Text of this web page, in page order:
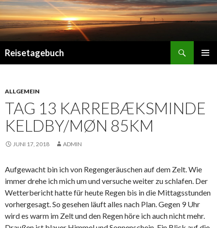
Reisetagebuch
ALLGEMEIN
TAG 13 KARREBÆKSMINDE
KELDBY/MØN 85KM
JUNI 17, 2018 ADMIN
Aufgewacht bin ich von Regengeräuschen auf dem Zelt. Wie
immer drehe ich mich um und versuche weiter zu schlafen. Der
Wetterbericht hatte für heute Regen bis in die Mittagsstunden
vorhergesagt. So gesehen läuft alles nach Plan. Gegen 9 Uhr
wird es warm im Zelt und den Regen höre ich auch nicht mehr.